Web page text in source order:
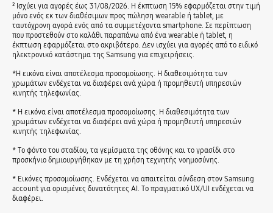
² Ισχύει για αγορές έως 31/08/2026. Η έκπτωση 15% εφαρμόζεται στην τιμή
μόνο ενός εκ των διαθέσιμων προς πώληση wearable ή tablet, με
ταυτόχρονη αγορά ενός από τα συμμετέχοντα smartphone. Σε περίπτωση
που προστεθούν στο καλάθι παραπάνω από ένα wearable ή tablet, η
έκπτωση εφαρμόζεται στο ακριβότερο. Δεν ισχύει για αγορές από το ειδικό
ηλεκτρονικό κατάστημα της Samsung για επιχειρήσεις.
*Η εικόνα είναι αποτέλεσμα προσομοίωσης. Η διαθεσιμότητα των
χρωμάτων ενδέχεται να διαφέρει ανά χώρα ή προμηθευτή υπηρεσιών
κινητής τηλεφωνίας.
* Η εικόνα είναι αποτέλεσμα προσομοίωσης. Η διαθεσιμότητα των
χρωμάτων ενδέχεται να διαφέρει ανά χώρα ή προμηθευτή υπηρεσιών
κινητής τηλεφωνίας.
* Το φόντο του σταδίου, τα γεμίσματα της οθόνης και το γρασίδι στο
προσκήνιο δημιουργήθηκαν με τη χρήση τεχνητής νοημοσύνης.
* Eικόνες προσομοίωσης. Ενδέχεται να απαιτείται σύνδεση στον Samsung
account για ορισμένες δυνατότητες AI. Το πραγματικό UX/UI ενδέχεται να
διαφέρει.